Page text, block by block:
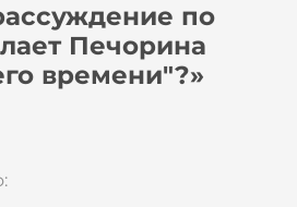
по
Печорина
времени"?»